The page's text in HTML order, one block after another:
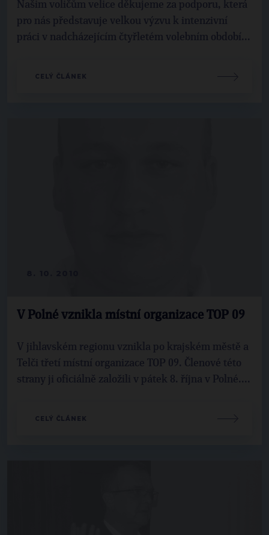
Našim voličům velice děkujeme za podporu, která
pro nás představuje velkou výzvu k intenzivní
práci v nadcházejícím čtyřletém volebním období...
CELÝ ČLÁNEK
V Polné vznikla místní organizace TOP 09
V jihlavském regionu vznikla po krajském městě a
Telči třetí místní organizace TOP 09. Členové této
strany ji oficiálně založili v pátek 8. října v Polné....
CELÝ ČLÁNEK